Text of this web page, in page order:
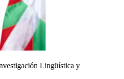
Lingüística y